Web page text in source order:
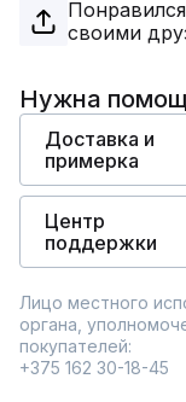
своими
Нужна
Доставка и
примерка
Центр
поддержки
Лицо местного
органа,
покупателей:
+375 162 30-18-45